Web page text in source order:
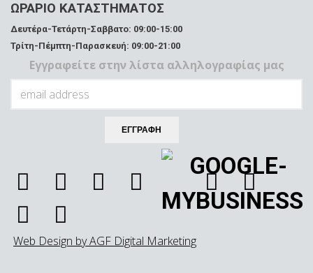
ΩΡΑΡΙΟ ΚΑΤΑΣΤΗΜΑΤΟΣ
Δευτέρα-Τετάρτη-Σαββατο: 09:00-15:00
Τρίτη-Πέμπτη-Παρασκευή: 09:00-21:00
Εγγραφείτε στην λίστα αλληλογραφίας μας
Web Design by AGF Digital Marketing